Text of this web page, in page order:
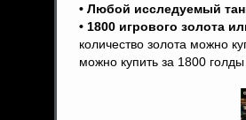
• Любой исследуемый
• 1800 игрового золота
количество золота можно
можно купить за 1800